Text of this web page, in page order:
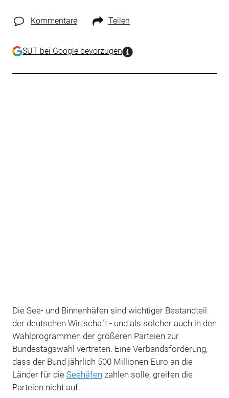
Kommentare Teilen
SUT bei Google bevorzugen
Die See- und Binnenhäfen sind wichtiger Bestandteil
der deutschen Wirtschaft - und als solcher auch in den
Wahlprogrammen der größeren Parteien zur
Bundestagswahl vertreten. Eine Verbandsforderung,
dass der Bund jährlich 500 Millionen Euro an die
Länder für die Seehäfen zahlen solle, greifen die
Parteien nicht auf.